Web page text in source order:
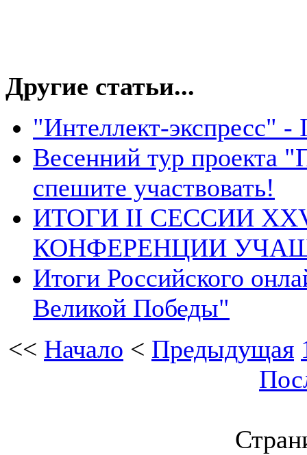
Другие статьи...
"Интеллект-экспресс" -
Весенний тур проекта
спешите участвовать!
ИТОГИ II СЕССИИ
КОНФЕРЕНЦИИ
Итоги Российского
Великой Победы"
<< Начало < Предыдущая